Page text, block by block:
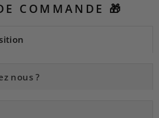
COMMANDE 🎁
nous ?